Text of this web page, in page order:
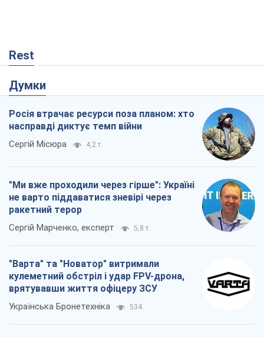
Rest
Думки
Росія втрачає ресурси поза планом: хто
насправді диктує темп війни
Сергій Місюра 4,2 т.
"Ми вже проходили через гірше": Україні
не варто піддаватися зневірі через
ракетний терор
Сергій Марченко, експерт 5,8 т.
"Варта" та "Новатор" витримали
кулеметний обстріл і удар FPV-дрона,
врятувавши життя офіцеру ЗСУ
Українська Бронетехніка 534